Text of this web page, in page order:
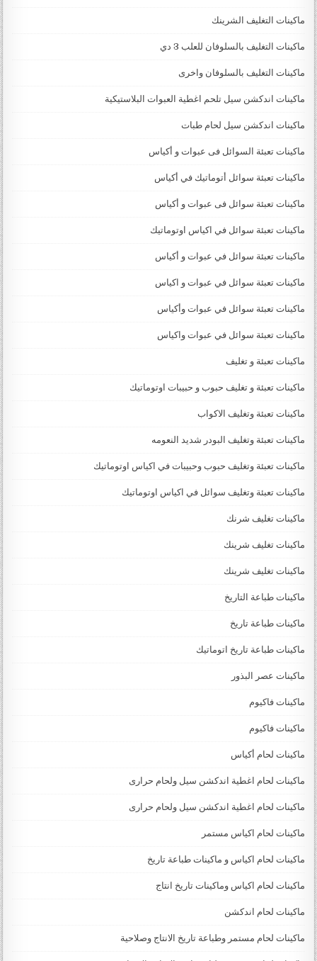
ماكينات التغليف الشرينك
ماكينات التغليف بالسلوفان للعلب 3 دي
ماكينات التغليف بالسلوفان واخرى
ماكينات اندكشن سيل تلحم اغطية العبوات البلاستيكية
ماكينات اندكشن سيل لحام طبات
ماكينات تعبئة السوائل فى عبوات و أكياس
ماكينات تعبئة سوائل أتوماتيك في أكياس
ماكينات تعبئة سوائل فى عبوات و أكياس
ماكينات تعبئة سوائل في اكياس اوتوماتيك
ماكينات تعبئة سوائل في عبوات و أكياس
ماكينات تعبئة سوائل في عبوات و اكياس
ماكينات تعبئة سوائل في عبوات وأكياس
ماكينات تعبئة سوائل في عبوات واكياس
ماكينات تعبئة و تغليف
ماكينات تعبئة و تغليف حبوب و حبيبات اوتوماتيك
ماكينات تعبئة وتغليف الاكواب
ماكينات تعبئة وتغليف البودر شديد النعومه
ماكينات تعبئة وتغليف حبوب وحبيبات في اكياس اوتوماتيك
ماكينات تعبئة وتغليف سوائل في اكياس اوتوماتيك
ماكينات تغليف شرنك
ماكينات تغليف شرينك
ماكينات تغليف شرينك
ماكينات طباعة التاريخ
ماكينات طباعة تاريخ
ماكينات طباعة تاريخ اتوماتيك
ماكينات عصر البذور
ماكينات فاكيوم
ماكينات فاكيوم
ماكينات لحام أكياس
ماكينات لحام اغطية اندكشن سيل ولحام حرارى
ماكينات لحام اغطية اندكشن سيل ولحام حرارى
ماكينات لحام اكياس مستمر
ماكينات لحام اكياس و ماكينات طباعة تاريخ
ماكينات لحام اكياس وماكينات تاريخ انتاج
ماكينات لحام اندكشن
ماكينات لحام مستمر وطباعة تاريخ الانتاج وصلاحية